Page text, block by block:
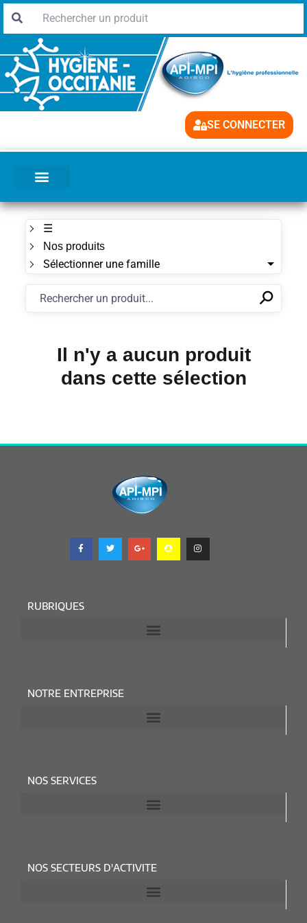
SE CONNECTER
☰
Nos produits
Sélectionner une famille
✕⚲
Il n'y a aucun produit
dans cette sélection
RUBRIQUES
NOTRE ENTREPRISE
NOS SERVICES
NOS SECTEURS D'ACTIVITE